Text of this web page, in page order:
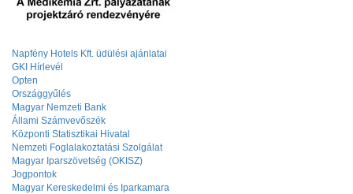
Napfény Hotels Kft. üdülési ajánlatai
GKI Hírlevél
Opten
Országgyűlés
Magyar Nemzeti Bank
Állami Számvevőszék
Központi Statisztikai Hivatal
Nemzeti Foglalakoztatási Szolgálat
Magyar Iparszövetség (OKISZ)
Jogpontok
Magyar Kereskedelmi és Iparkamara